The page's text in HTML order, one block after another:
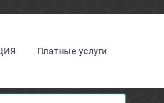
Платные услуги